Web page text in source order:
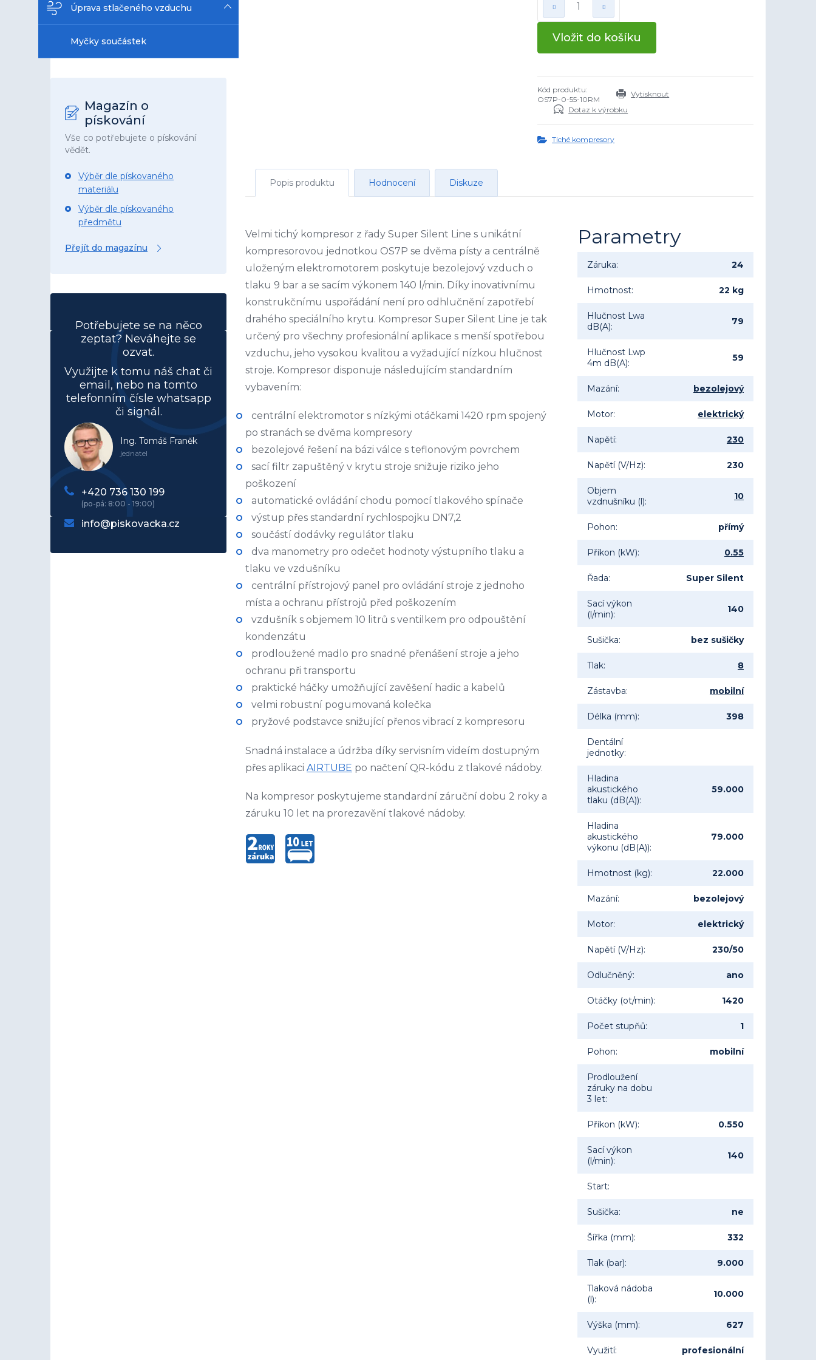
Úprava stlačeného vzduchu
Myčky součástek
Magazín o
pískování
Vše co potřebujete o pískování
vědět.
Výběr dle pískovaného
materiálu
Výběr dle pískovaného
předmětu
Přejít do magazínu
Potřebujete se na něco
zeptat? Neváhejte se
ozvat.
Využijte k tomu náš chat či
email, nebo na tomto
telefonním čísle whatsapp
či signál.
Ing. Tomáš Franěk
jednatel
+420 736 130 199
info@piskovacka.cz
Vložit do košíku
Kód produktu:
OS7P-0-55-10RM
Vytisknout
Dotaz k výrobku
Tiché kompresory
Popis produktu Hodnocení Diskuze
Parametry
Záruka: 24
Hmotnost: 22 kg
Hlučnost Lwa
dB(A): 79
Hlučnost Lwp
4m dB(A): 59
Mazání: bezolejový
Motor: elektrický
Napětí: 230
Napětí (V/Hz): 230
Objem
vzdnušníku (l): 10
Pohon: přímý
Příkon (kW): 0.55
Řada: Super Silent
Sací výkon
(l/min): 140
Sušička: bez sušičky
Tlak: 8
Zástavba: mobilní
Délka (mm): 398
Dentální
jednotky:
Hladina
akustického
tlaku (dB(A)):
59.000
Hladina
akustického
výkonu (dB(A)):
79.000
Hmotnost (kg): 22.000
Mazání: bezolejový
Motor: elektrický
Napětí (V/Hz): 230/50
Odlučněný: ano
Otáčky (ot/min): 1420
Počet stupňů: 1
Pohon: mobilní
Prodloužení
záruky na dobu
3 let:
Příkon (kW): 0.550
Sací výkon
(l/min): 140
Start:
Sušička: ne
Šířka (mm): 332
Tlak (bar): 9.000
Tlaková nádoba
(l): 10.000
Výška (mm): 627
Využití: profesionální
Velmi tichý kompresor z řady Super Silent Line s unikátní
kompresorovou jednotkou OS7P se dvěma písty a centrálně
uloženým elektromotorem poskytuje bezolejový vzduch o
tlaku 9 bar a se sacím výkonem 140 l/min. Díky inovativnímu
konstrukčnímu uspořádání není pro odhlučnění zapotřebí
drahého speciálního krytu. Kompresor Super Silent Line je tak
určený pro všechny profesionální aplikace s menší spotřebou
vzduchu, jeho vysokou kvalitou a vyžadující nízkou hlučnost
stroje. Kompresor disponuje následujícím standardním
vybavením:
centrální elektromotor s nízkými otáčkami 1420 rpm spojený
po stranách se dvěma kompresory
bezolejové řešení na bázi válce s teflonovým povrchem
sací filtr zapuštěný v krytu stroje snižuje riziko jeho
poškození
automatické ovládání chodu pomocí tlakového spínače
výstup přes standardní rychlospojku DN7,2
součástí dodávky regulátor tlaku
dva manometry pro odečet hodnoty výstupního tlaku a
tlaku ve vzdušníku
centrální přístrojový panel pro ovládání stroje z jednoho
místa a ochranu přístrojů před poškozením
vzdušník s objemem 10 litrů s ventilkem pro odpouštění
kondenzátu
prodloužené madlo pro snadné přenášení stroje a jeho
ochranu při transportu
praktické háčky umožňující zavěšení hadic a kabelů
velmi robustní pogumovaná kolečka
pryžové podstavce snižující přenos vibrací z kompresoru
Snadná instalace a údržba díky servisním videím dostupným
přes aplikaci AIRTUBE po načtení QR-kódu z tlakové nádoby.
Na kompresor poskytujeme standardní záruční dobu 2 roky a
záruku 10 let na prorezavění tlakové nádoby.